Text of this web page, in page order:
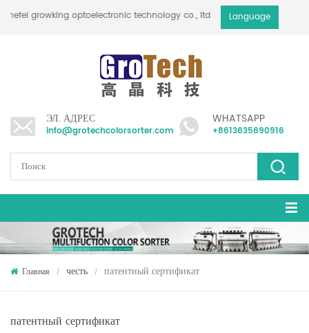
hefei growking optoelectronic technology co., ltd Language
ЭЛ. АДРЕС
info@grotechcolorsorter.com
WHATSAPP
+8613635690916
Главная / честь / патентный сертификат
патентный сертификат